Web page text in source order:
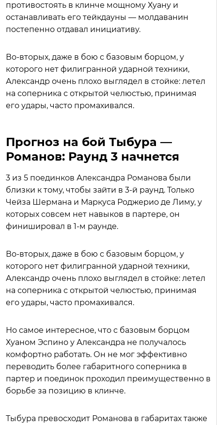
противостоять в клинче мощному Хуану и
останавливать его тейкдауны — молдаванин
постепенно отдавал инициативу.
Во-вторых, даже в бою с базовым борцом, у
которого нет филигранной ударной техники,
Александр очень плохо выглядел в стойке: летел
на соперника с открытой челюстью, принимая
его удары, часто промахивался.
Прогноз на бой Тыбура —
Романов: Раунд 3 начнется
3 из 5 поединков Александра Романова были
близки к тому, чтобы зайти в 3-й раунд. Только
Чейза Шермана и Маркуса Роджерио де Лиму, у
которых совсем нет навыков в партере, он
финишировал в 1-м раунде.
Во-вторых, даже в бою с базовым борцом, у
которого нет филигранной ударной техники,
Александр очень плохо выглядел в стойке: летел
на соперника с открытой челюстью, принимая
его удары, часто промахивался.
Но самое интересное, что с базовым борцом
Хуаном Эспино у Александра не получалось
комфортно работать. Он не мог эффективно
переводить более габаритного соперника в
партер и поединок проходил преимущественно в
борьбе за позицию в клинче.
Тыбура превосходит Романова в габаритах также